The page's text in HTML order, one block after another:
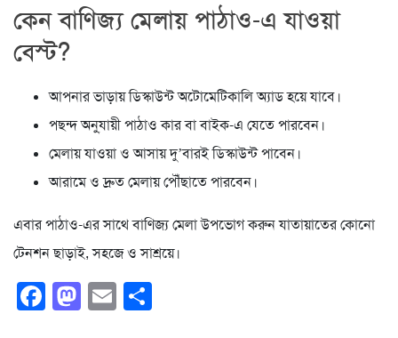
কেন বাণিজ্য মেলায় পাঠাও-এ যাওয়া
বেস্ট?
আপনার ভাড়ায় ডিস্কাউন্ট অটোমেটিকালি অ্যাড হয়ে যাবে।
পছন্দ অনু্যায়ী পাঠাও কার বা বাইক-এ যেতে পারবেন।
মেলায় যাওয়া ও আসায় দু’বারই ডিস্কাউন্ট পাবেন।
আরামে ও দ্রুত মেলায় পৌঁছাতে পারবেন।
এবার পাঠাও-এর সাথে বাণিজ্য মেলা উপভোগ করুন যাতায়াতের কোনো
টেনশন ছাড়াই, সহজে ও সাশ্রয়ে।
Facebook
Mastodon
Email